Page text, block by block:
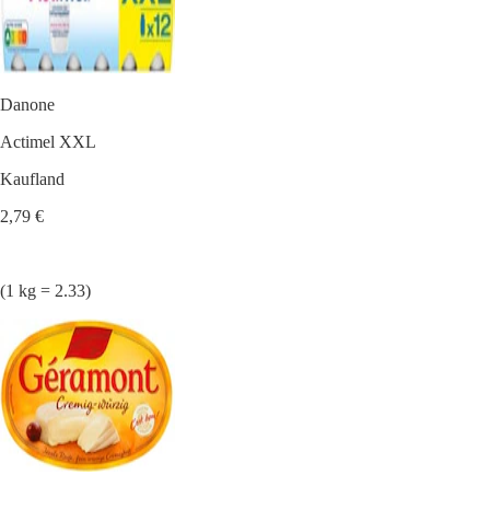
Danone
Actimel XXL
Kaufland
2,79 €
(1 kg = 2.33)